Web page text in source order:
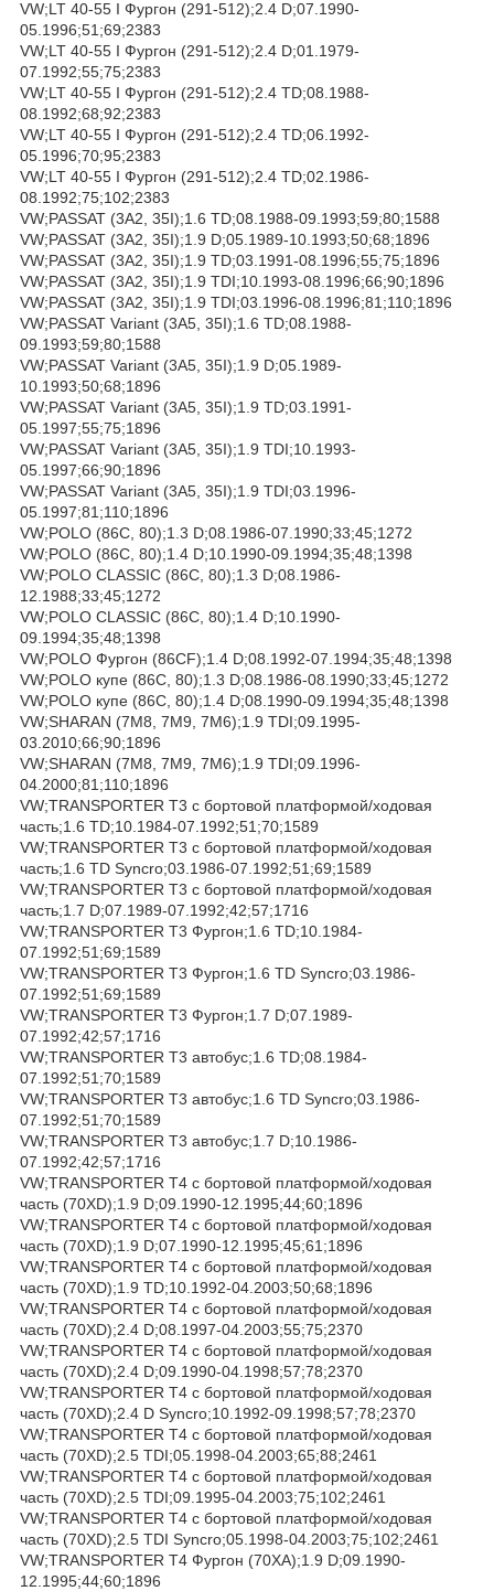
VW;LT 40-55 I Фургон (291-512);2.4 D;07.1990-
05.1996;51;69;2383
VW;LT 40-55 I Фургон (291-512);2.4 D;01.1979-
07.1992;55;75;2383
VW;LT 40-55 I Фургон (291-512);2.4 TD;08.1988-
08.1992;68;92;2383
VW;LT 40-55 I Фургон (291-512);2.4 TD;06.1992-
05.1996;70;95;2383
VW;LT 40-55 I Фургон (291-512);2.4 TD;02.1986-
08.1992;75;102;2383
VW;PASSAT (3A2, 35I);1.6 TD;08.1988-09.1993;59;80;1588
VW;PASSAT (3A2, 35I);1.9 D;05.1989-10.1993;50;68;1896
VW;PASSAT (3A2, 35I);1.9 TD;03.1991-08.1996;55;75;1896
VW;PASSAT (3A2, 35I);1.9 TDI;10.1993-08.1996;66;90;1896
VW;PASSAT (3A2, 35I);1.9 TDI;03.1996-08.1996;81;110;1896
VW;PASSAT Variant (3A5, 35I);1.6 TD;08.1988-
09.1993;59;80;1588
VW;PASSAT Variant (3A5, 35I);1.9 D;05.1989-
10.1993;50;68;1896
VW;PASSAT Variant (3A5, 35I);1.9 TD;03.1991-
05.1997;55;75;1896
VW;PASSAT Variant (3A5, 35I);1.9 TDI;10.1993-
05.1997;66;90;1896
VW;PASSAT Variant (3A5, 35I);1.9 TDI;03.1996-
05.1997;81;110;1896
VW;POLO (86C, 80);1.3 D;08.1986-07.1990;33;45;1272
VW;POLO (86C, 80);1.4 D;10.1990-09.1994;35;48;1398
VW;POLO CLASSIC (86C, 80);1.3 D;08.1986-
12.1988;33;45;1272
VW;POLO CLASSIC (86C, 80);1.4 D;10.1990-
09.1994;35;48;1398
VW;POLO Фургон (86CF);1.4 D;08.1992-07.1994;35;48;1398
VW;POLO купе (86C, 80);1.3 D;08.1986-08.1990;33;45;1272
VW;POLO купе (86C, 80);1.4 D;08.1990-09.1994;35;48;1398
VW;SHARAN (7M8, 7M9, 7M6);1.9 TDI;09.1995-
03.2010;66;90;1896
VW;SHARAN (7M8, 7M9, 7M6);1.9 TDI;09.1996-
04.2000;81;110;1896
VW;TRANSPORTER T3 c бортовой платформой/ходовая
часть;1.6 TD;10.1984-07.1992;51;70;1589
VW;TRANSPORTER T3 c бортовой платформой/ходовая
часть;1.6 TD Syncro;03.1986-07.1992;51;69;1589
VW;TRANSPORTER T3 c бортовой платформой/ходовая
часть;1.7 D;07.1989-07.1992;42;57;1716
VW;TRANSPORTER T3 Фургон;1.6 TD;10.1984-
07.1992;51;69;1589
VW;TRANSPORTER T3 Фургон;1.6 TD Syncro;03.1986-
07.1992;51;69;1589
VW;TRANSPORTER T3 Фургон;1.7 D;07.1989-
07.1992;42;57;1716
VW;TRANSPORTER T3 автобус;1.6 TD;08.1984-
07.1992;51;70;1589
VW;TRANSPORTER T3 автобус;1.6 TD Syncro;03.1986-
07.1992;51;70;1589
VW;TRANSPORTER T3 автобус;1.7 D;10.1986-
07.1992;42;57;1716
VW;TRANSPORTER T4 c бортовой платформой/ходовая
часть (70XD);1.9 D;09.1990-12.1995;44;60;1896
VW;TRANSPORTER T4 c бортовой платформой/ходовая
часть (70XD);1.9 D;07.1990-12.1995;45;61;1896
VW;TRANSPORTER T4 c бортовой платформой/ходовая
часть (70XD);1.9 TD;10.1992-04.2003;50;68;1896
VW;TRANSPORTER T4 c бортовой платформой/ходовая
часть (70XD);2.4 D;08.1997-04.2003;55;75;2370
VW;TRANSPORTER T4 c бортовой платформой/ходовая
часть (70XD);2.4 D;09.1990-04.1998;57;78;2370
VW;TRANSPORTER T4 c бортовой платформой/ходовая
часть (70XD);2.4 D Syncro;10.1992-09.1998;57;78;2370
VW;TRANSPORTER T4 c бортовой платформой/ходовая
часть (70XD);2.5 TDI;05.1998-04.2003;65;88;2461
VW;TRANSPORTER T4 c бортовой платформой/ходовая
часть (70XD);2.5 TDI;09.1995-04.2003;75;102;2461
VW;TRANSPORTER T4 c бортовой платформой/ходовая
часть (70XD);2.5 TDI Syncro;05.1998-04.2003;75;102;2461
VW;TRANSPORTER T4 Фургон (70XA);1.9 D;09.1990-
12.1995;44;60;1896